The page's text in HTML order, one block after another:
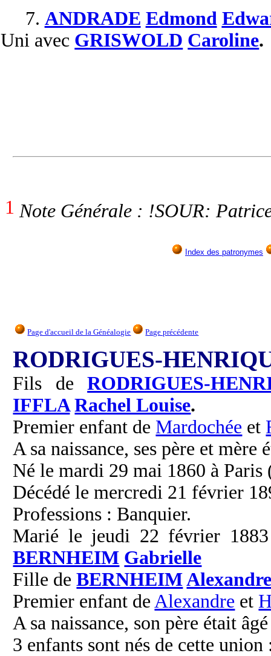
7. ANDRADE Edmond
Uni avec GRISWOLD Caroline.
1 Note Générale : !SOUR:
Index des patronymes
Page d'accueil de la Généalogie Page précédente
RODRIGUES-
Fils deRODRIGUES-
IFFLA Rachel Louise.
Premier enfant de Mardochée et
A sa naissance, ses père et mère
Né le mardi 29 mai 1860 à Paris
Décédé le mercredi 21 février
Professions : Banquier.
Marié le jeudi 22 février
BERNHEIM Gabrielle
Fille deBERNHEIM
Premier enfant de Alexandre et
A sa naissance, son père était
3 enfants sont nés de cette union